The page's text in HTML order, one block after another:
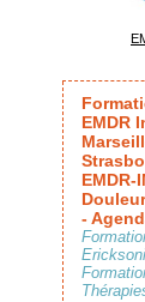
EMDR
EMDR-
-